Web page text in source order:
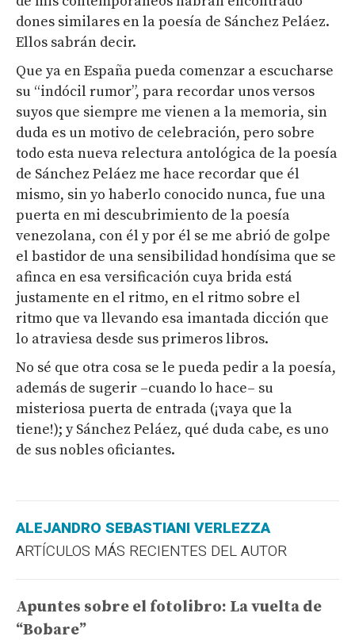
dones similares en la poesía de Sánchez Peláez.
Ellos sabrán decir.
Que ya en España pueda comenzar a escucharse
su “indócil rumor”, para recordar unos versos
suyos que siempre me vienen a la memoria, sin
duda es un motivo de celebración, pero sobre
todo esta nueva relectura antológica de la poesía
de Sánchez Peláez me hace recordar que él
mismo, sin yo haberlo conocido nunca, fue una
puerta en mi descubrimiento de la poesía
venezolana, con él y por él se me abrió de golpe
el bastidor de una sensibilidad hondísima que se
afinca en esa versificación cuya brida está
justamente en el ritmo, en el ritmo sobre el
ritmo que va llevando esa imantada dicción que
lo atraviesa desde sus primeros libros.
No sé que otra cosa se le pueda pedir a la poesía,
además de sugerir –cuando lo hace– su
misteriosa puerta de entrada (¡vaya que la
tiene!); y Sánchez Peláez, qué duda cabe, es uno
de sus nobles oficiantes.
ALEJANDRO SEBASTIANI VERLEZZA
ARTÍCULOS MÁS RECIENTES DEL AUTOR
Apuntes sobre el fotolibro: La vuelta de
“Bobare”